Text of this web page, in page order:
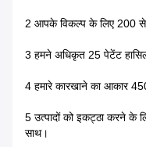
2 आपके विकल्प के लिए 200 से
3 हमने अधिकृत 25 पेटेंट
4 हमारे कारखाने का आकार
5 उत्पादों को इकट्ठा करने
साथ।